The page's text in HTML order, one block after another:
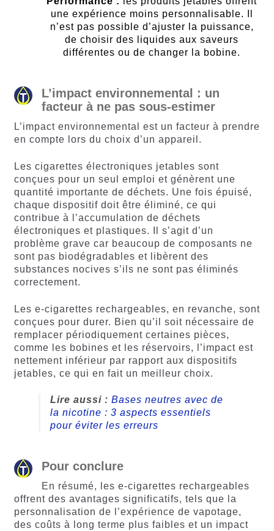
une expérience moins personnalisable. Il
n’est pas possible d’ajuster la puissance,
de choisir des liquides aux saveurs
différentes ou de changer la bobine.
L’impact environnemental : un
facteur à ne pas sous-estimer
L’impact environnemental est un facteur à prendre
en compte lors du choix d’un appareil.
Les cigarettes électroniques jetables sont
conçues pour un seul emploi et génèrent une
quantité importante de déchets. Une fois épuisé,
chaque dispositif doit être éliminé, ce qui
contribue à l’accumulation de déchets
électroniques et plastiques. Il s’agit d’un
problème grave car beaucoup de composants ne
sont pas biodégradables et libèrent des
substances nocives s’ils ne sont pas éliminés
correctement.
Les e-cigarettes rechargeables, en revanche, sont
conçues pour durer. Bien qu’il soit nécessaire de
remplacer périodiquement certaines pièces,
comme les bobines et les réservoirs, l’impact est
nettement inférieur par rapport aux dispositifs
jetables, ce qui en fait un meilleur choix.
Lire aussi : Bases neutres avec de
la nicotine : 3 aspects essentiels
pour éviter les erreurs
Pour conclure
En résumé, les e-cigarettes rechargeables
offrent des avantages significatifs, tels que la
personnalisation de l’expérience de vapotage,
des coûts à long terme plus faibles et un impact